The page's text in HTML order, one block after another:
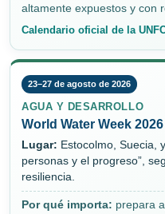
altamente expuestos y con
Calendario oficial de la
23–27 de agosto de 2026
AGUA Y DESARROLLO
World Water Week 2026
Lugar: Estocolmo, Suecia,
personas y el progreso”,
resiliencia.
Por qué importa: prepara